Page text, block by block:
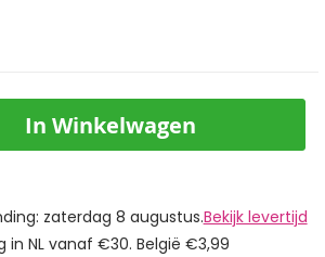
In Winkelwagen
zaterdag 8 augustus.Bekijk levertijd
in NL vanaf €30. België €3,99